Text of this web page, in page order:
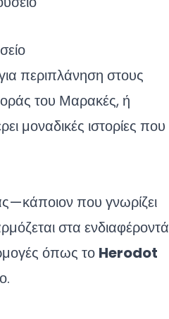
περιπλάνηση στους
του Μαρακές, ή
μοναδικές ιστορίες που
που γνωρίζει
στα ενδιαφέροντά
όπως το Herodot